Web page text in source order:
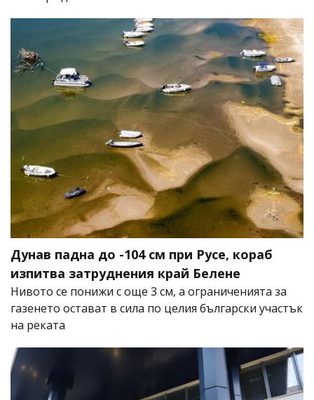
Дунав падна до -104 см при Русе, кораб
изпитва затруднения край Белене
Нивото се понижи с още 3 см, а ограниченията за
газенето остават в сила по целия български участък
на реката